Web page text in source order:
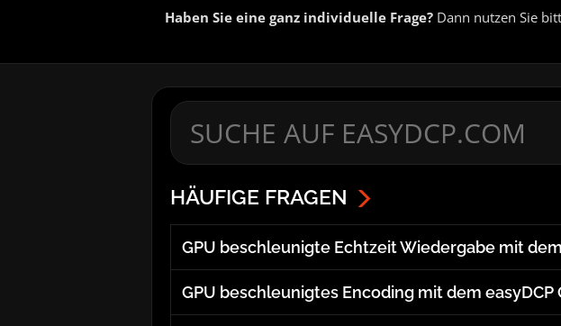
Haben Sie eine ganz individuelle Frage? Dann nutzen Sie
HÄUFIGE FRAGEN
GPU beschleunigte Echtzeit Wiedergabe mit dem
GPU beschleunigtes Encoding mit dem easyDCP